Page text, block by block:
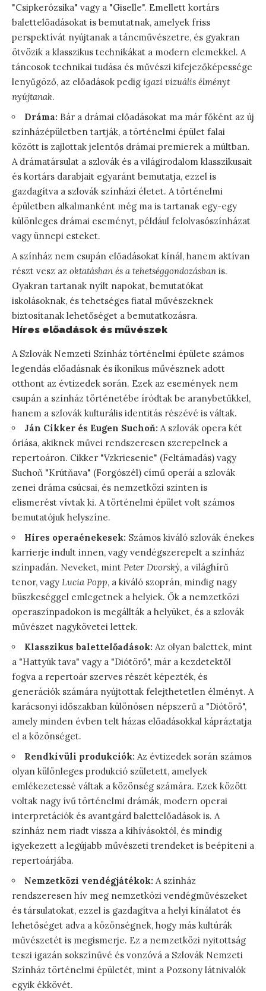
"Csipkerózsika" vagy a "Giselle". Emellett kortárs
balettelőadásokat is bemutatnak, amelyek friss
perspektívát nyújtanak a táncművészetre, és gyakran
ötvözik a klasszikus technikákat a modern elemekkel. A
táncosok technikai tudása és művészi kifejezőképessége
lenyűgöző, az előadások pedig igazi vizuális élményt
nyújtanak.
Dráma: Bár a drámai előadásokat ma már főként az új
színházépületben tartják, a történelmi épület falai
között is zajlottak jelentős drámai premierek a múltban.
A drámatársulat a szlovák és a világirodalom klasszikusait
és kortárs darabjait egyaránt bemutatja, ezzel is
gazdagítva a szlovák színházi életet. A történelmi
épületben alkalmanként még ma is tartanak egy-egy
különleges drámai eseményt, például felolvasószínházat
vagy ünnepi esteket.
A színház nem csupán előadásokat kínál, hanem aktívan
részt vesz az oktatásban és a tehetséggondozásban is.
Gyakran tartanak nyílt napokat, bemutatókat
iskolásoknak, és tehetséges fiatal művészeknek
biztosítanak lehetőséget a bemutatkozásra.
Híres előadások és művészek
A Szlovák Nemzeti Színház történelmi épülete számos
legendás előadásnak és ikonikus művésznek adott
otthont az évtizedek során. Ezek az események nem
csupán a színház történetébe íródtak be aranybetűkkel,
hanem a szlovák kulturális identitás részévé is váltak.
Ján Cikker és Eugen Suchoň: A szlovák opera két
óriása, akiknek művei rendszeresen szerepelnek a
repertoáron. Cikker "Vzkriesenie" (Feltámadás) vagy
Suchoň "Krútňava" (Forgószél) című operái a szlovák
zenei dráma csúcsai, és nemzetközi szinten is
elismerést vívtak ki. A történelmi épület volt számos
bemutatójuk helyszíne.
Híres operaénekesek: Számos kiváló szlovák énekes
karrierje indult innen, vagy vendégszerepelt a színház
színpadán. Neveket, mint Peter Dvorský, a világhírű
tenor, vagy Lucia Popp, a kiváló szoprán, mindig nagy
büszkeséggel emlegetnek a helyiek. Ők a nemzetközi
operaszínpadokon is megállták a helyüket, és a szlovák
művészet nagykövetei lettek.
Klasszikus balettelőadások: Az olyan balettek, mint
a "Hattyúk tava" vagy a "Diótörő", már a kezdetektől
fogva a repertoár szerves részét képezték, és
generációk számára nyújtottak felejthetetlen élményt. A
karácsonyi időszakban különösen népszerű a "Diótörő",
amely minden évben telt házas előadásokkal kápráztatja
el a közönséget.
Rendkívüli produkciók: Az évtizedek során számos
olyan különleges produkció született, amelyek
emlékezetessé váltak a közönség számára. Ezek között
voltak nagy ívű történelmi drámák, modern operai
interpretációk és avantgárd balettelőadások is. A
színház nem riadt vissza a kihívásoktól, és mindig
igyekezett a legújabb művészeti trendeket is beépíteni a
repertoárjába.
Nemzetközi vendégjátékok: A színház
rendszeresen hív meg nemzetközi vendégművészeket
és társulatokat, ezzel is gazdagítva a helyi kínálatot és
lehetőséget adva a közönségnek, hogy más kultúrák
művészetét is megismerje. Ez a nemzetközi nyitottság
teszi igazán sokszínűvé és vonzóvá a Szlovák Nemzeti
Színház történelmi épületét, mint a Pozsony látnivalók
egyik ékkövét.